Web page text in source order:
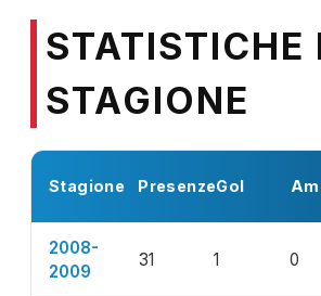
STATISTICHE
STAGIONE
Stagione PresenzeGol
2008-
2009
31 1 0